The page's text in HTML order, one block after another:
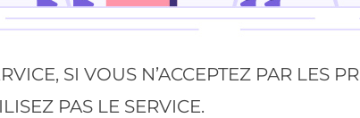
SI VOUS N’ACCEPTEZ PAR LES
PAS LE SERVICE.